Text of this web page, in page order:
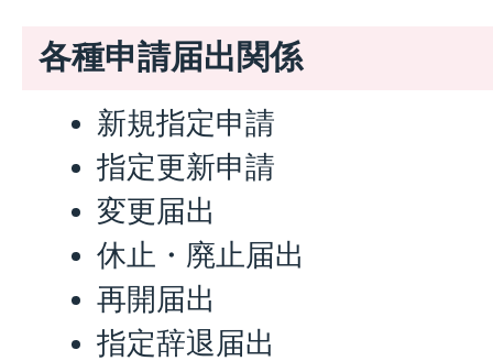
各種申請届出関係
新規指定申請
指定更新申請
変更届出
休止・廃止届出
再開届出
指定辞退届出